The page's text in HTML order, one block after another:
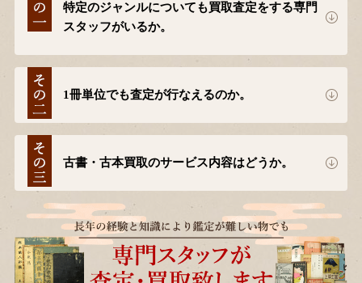
特定のジャンルについても買取査定をする専門
スタッフがいるか。
1冊単位でも査定が行なえるのか。
古書・古本買取のサービス内容はどうか。